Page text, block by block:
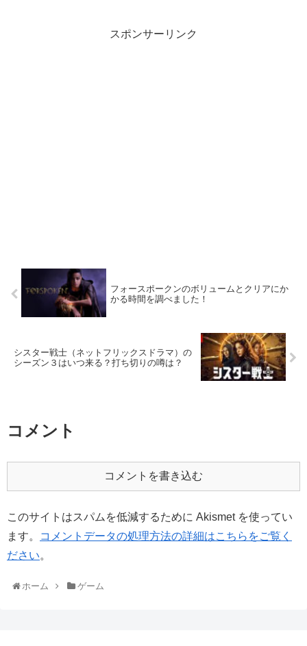
スポンサーリンク
フォースポークンのボリュームとクリアにか
かる時間を調べました！
シスター戦士（ネットフリックスドラマ）の
シーズン３はいつ来る？打ち切りの噂は？
コメント
コメントを書き込む
このサイトはスパムを低減するために Akismet を使ってい
ます。
コメントデータの処理方法の詳細はこちらをご覧く
ださい。
ホーム ゲーム